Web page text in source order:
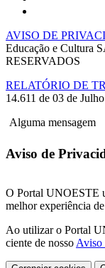
AVISO DE
Educação e Cultura
RESERVADOS
RELATÓRIO DE
14.611 de 03 de
Alguma mensagem
Aviso de
O Portal UNOESTE
melhor experiência
Ao utilizar o Portal
ciente de nosso Aviso